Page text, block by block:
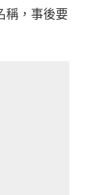
稱，事後要